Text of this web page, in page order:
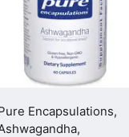
Encapsulations,